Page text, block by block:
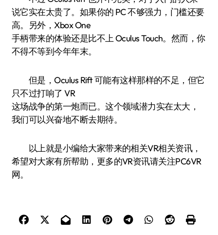
说它实在太贵了。如果你的 PC 不够强力，门槛还要
高。另外，Xbox One
手柄带来的体验还是比不上 Oculus Touch。然而，你
不得不等到今年年末。
但是，Oculus Rift 可能有这样那样的不足，但它
只不过打响了 VR
这场战争的第一炮而已。这个领域潜力实在太大，
我们可以兴奋地不断去期待。
以上就是小编给大家带来的相关VR相关资讯，
希望对大家有所帮助，更多的VR资讯请关注PC6VR
网。